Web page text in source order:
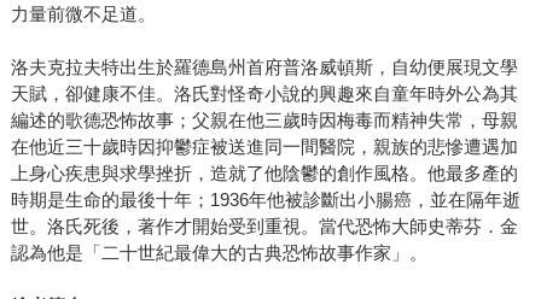
力量前微不足道。
洛夫克拉夫特出生於羅德島州首府普洛威頓斯，自幼便展現文學
天賦，卻健康不佳。洛氏對怪奇小說的興趣來自童年時外公為其
編述的歌德恐怖故事；父親在他三歲時因梅毒而精神失常，母親
在他近三十歲時因抑鬱症被送進同一間醫院，親族的悲慘遭遇加
上身心疾患與求學挫折，造就了他陰鬱的創作風格。他最多產的
時期是生命的最後十年；1936年他被診斷出小腸癌，並在隔年逝
世。洛氏死後，著作才開始受到重視。當代恐怖大師史蒂芬．金
認為他是「二十世紀最偉大的古典恐怖故事作家」。